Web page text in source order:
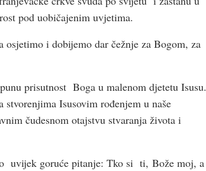
pod uobičajenim uvjetima.
i dobijemo dar čežnje za Bogom, za
prisutnost Boga u malenom djetetu Isusu.
Isusovim rođenjem u naše
čudesnom otajstvu stvaranja života i
uvijek goruće pitanje: Tko si ti, Bože moj, a